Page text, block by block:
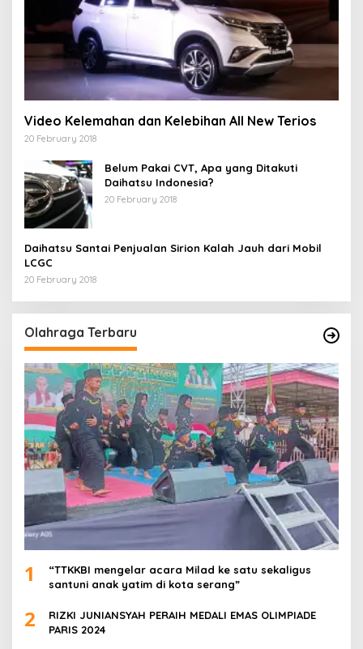
Video Kelemahan dan Kelebihan All New Terios
20 February 2018
Belum Pakai CVT, Apa yang Ditakuti
Daihatsu Indonesia?
20 February 2018
Daihatsu Santai Penjualan Sirion Kalah Jauh dari Mobil
LCGC
20 February 2018
Olahraga Terbaru
1
“TTKKBI mengelar acara Milad ke satu sekaligus
santuni anak yatim di kota serang”
2
RIZKI JUNIANSYAH PERAIH MEDALI EMAS OLIMPIADE
PARIS 2024